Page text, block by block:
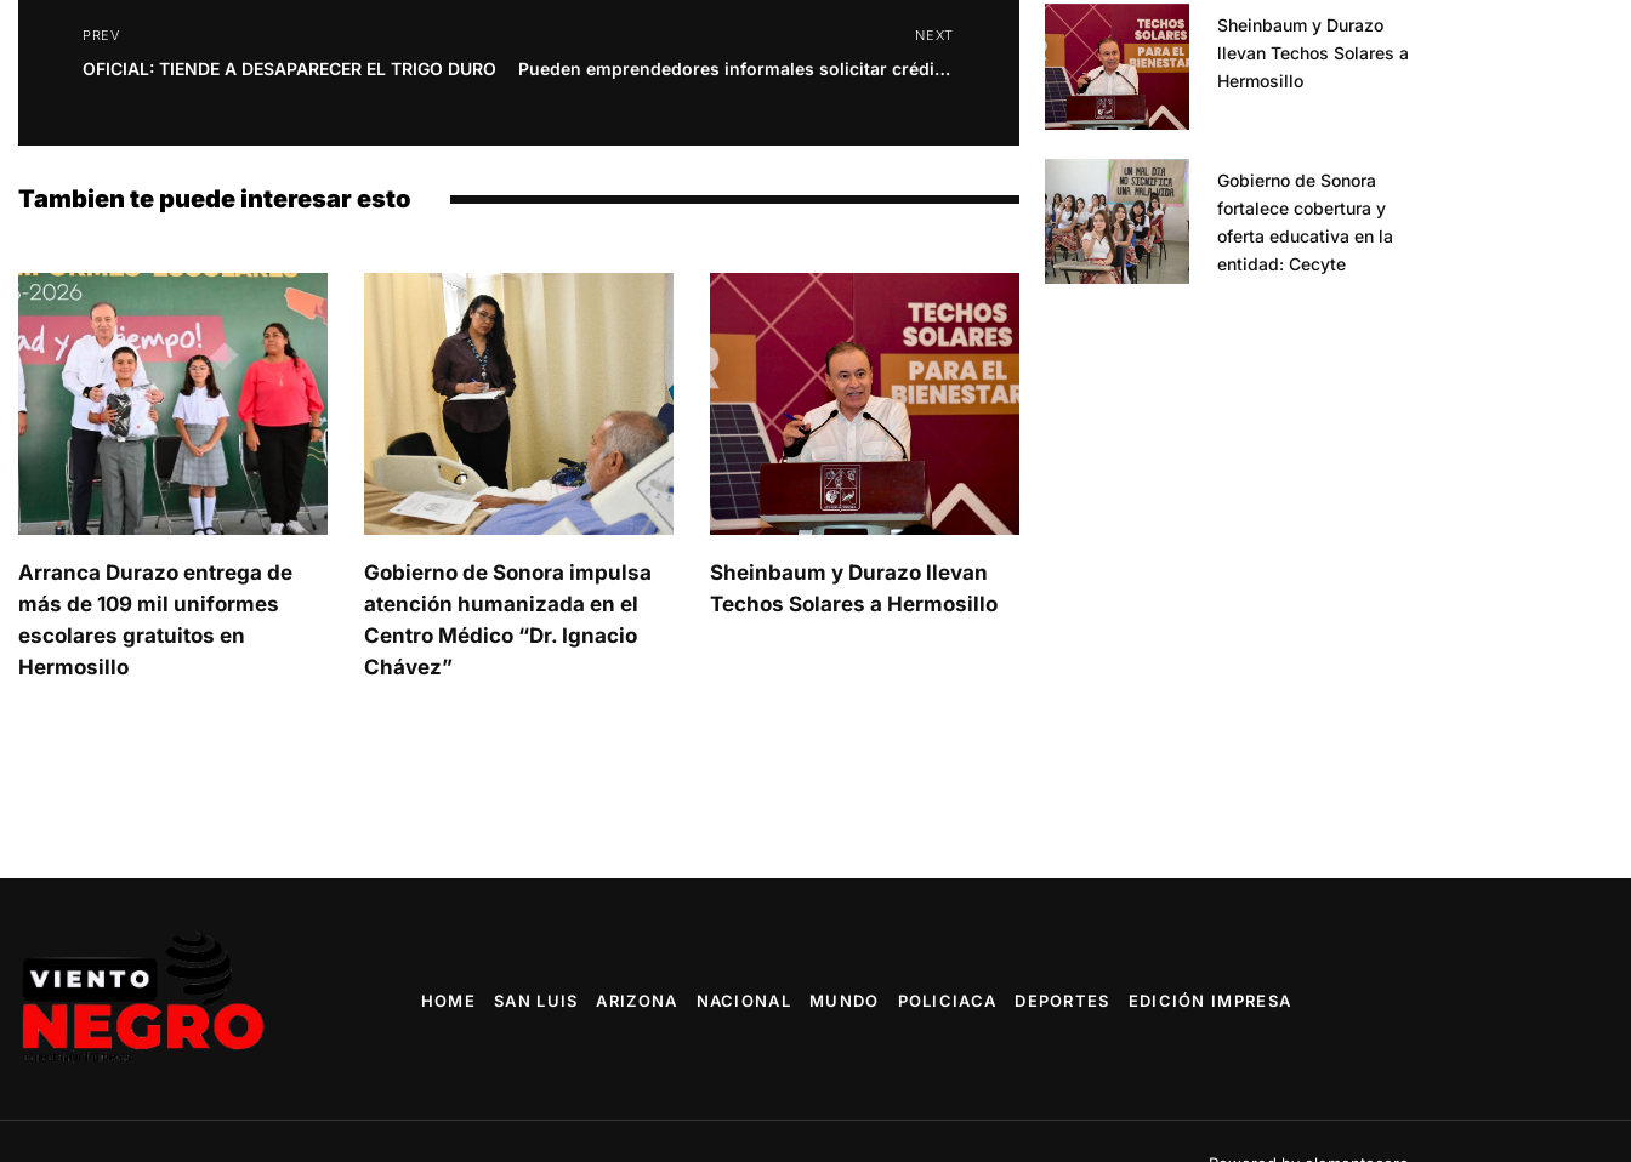
PREV
OFICIAL: TIENDE A DESAPARECER EL TRIGO DURO
NEXT
Pueden emprendedores informales solicitar créditos estatales
Tambien te puede interesar esto
Arranca Durazo entrega de
más de 109 mil uniformes
escolares gratuitos en
Hermosillo
Gobierno de Sonora impulsa
atención humanizada en el
Centro Médico “Dr. Ignacio
Chávez”
Sheinbaum y Durazo llevan
Techos Solares a Hermosillo
Sheinbaum y Durazo
llevan Techos Solares a
Hermosillo
Gobierno de Sonora
fortalece cobertura y
oferta educativa en la
entidad: Cecyte
HOME SAN LUIS ARIZONA NACIONAL MUNDO POLICIACA DEPORTES EDICIÓN IMPRESA